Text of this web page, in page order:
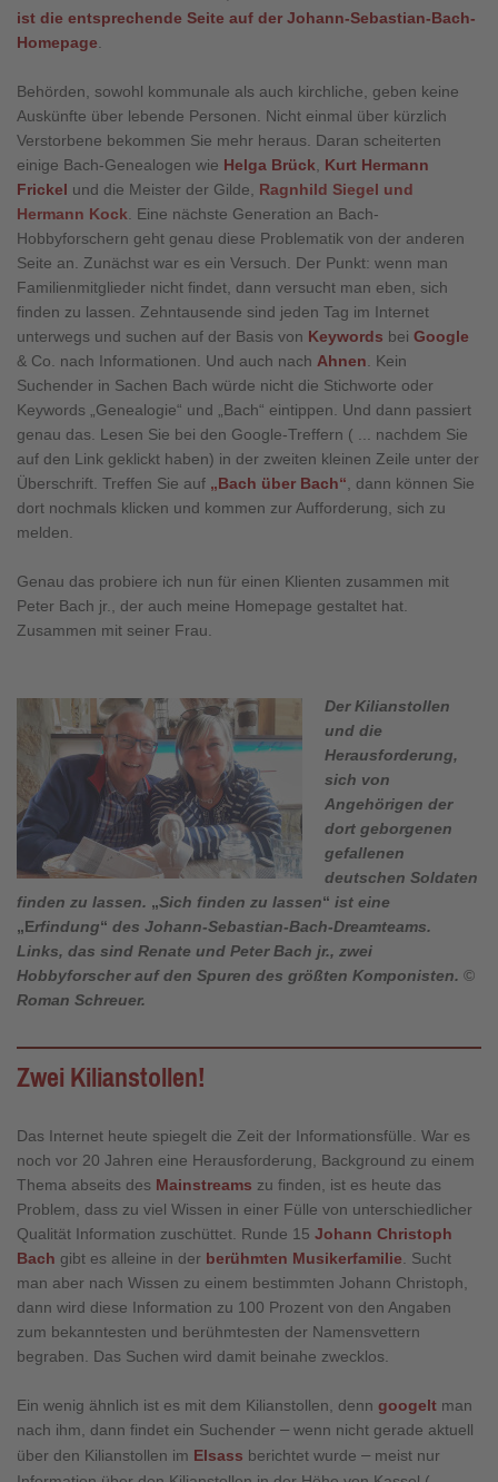
ist die entsprechende Seite auf der Johann-Sebastian-Bach-
Homepage.
Behörden, sowohl kommunale als auch kirchliche, geben keine
Auskünfte über lebende Personen. Nicht einmal über kürzlich
Verstorbene bekommen Sie mehr heraus. Daran scheiterten
einige Bach-Genealogen wie Helga Brück, Kurt Hermann
Frickel und die Meister der Gilde, Ragnhild Siegel und
Hermann Kock. Eine nächste Generation an Bach-
Hobbyforschern geht genau diese Problematik von der anderen
Seite an. Zunächst war es ein Versuch. Der Punkt: wenn man
Familienmitglieder nicht findet, dann versucht man eben, sich
finden zu lassen. Zehntausende sind jeden Tag im Internet
unterwegs und suchen auf der Basis von Keywords bei Google
& Co. nach Informationen. Und auch nach Ahnen. Kein
Suchender in Sachen Bach würde nicht die Stichworte oder
Keywords „Genealogie“ und „Bach“ eintippen. Und dann passiert
genau das. Lesen Sie bei den Google-Treffern ( ... nachdem Sie
auf den Link geklickt haben) in der zweiten kleinen Zeile unter der
Überschrift. Treffen Sie auf „Bach über Bach“, dann können Sie
dort nochmals klicken und kommen zur Aufforderung, sich zu
melden.
Genau das probiere ich nun für einen Klienten zusammen mit
Peter Bach jr., der auch meine Homepage gestaltet hat.
Zusammen mit seiner Frau.
Der Kilianstollen
und die
Herausforderung,
sich von
Angehörigen der
dort geborgenen
gefallenen
deutschen Soldaten
finden zu lassen. „Sich finden zu lassen“ ist eine
„Erfindung“ des Johann-Sebastian-Bach-Dreamteams.
Links, das sind Renate und Peter Bach jr., zwei
Hobbyforscher auf den Spuren des größten Komponisten. ©
Roman Schreuer.
Zwei Kilianstollen!
Das Internet heute spiegelt die Zeit der Informationsfülle. War es
noch vor 20 Jahren eine Herausforderung, Background zu einem
Thema abseits des Mainstreams zu finden, ist es heute das
Problem, dass zu viel Wissen in einer Fülle von unterschiedlicher
Qualität Information zuschüttet. Runde 15 Johann Christoph
Bach gibt es alleine in der berühmten Musikerfamilie . Sucht
man aber nach Wissen zu einem bestimmten Johann Christoph,
dann wird diese Information zu 100 Prozent von den Angaben
zum bekanntesten und berühmtesten der Namensvettern
begraben. Das Suchen wird damit beinahe zwecklos.
Ein wenig ähnlich ist es mit dem Kilianstollen, denn googelt man
nach ihm, dann findet ein Suchender – wenn nicht gerade aktuell
über den Kilianstollen im Elsass berichtet wurde – meist nur